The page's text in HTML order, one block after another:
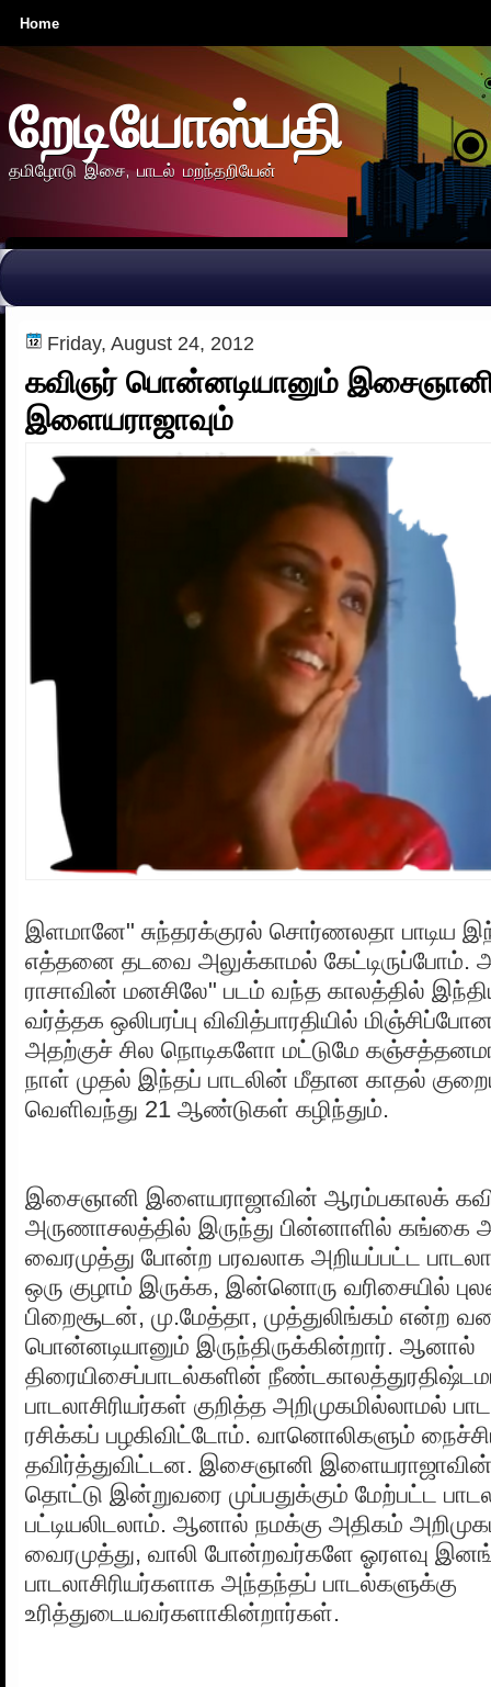
Home
றேடியோஸ்பதி
தமிழோடு இசை, பாடல் மறந்தறியேன்
Friday, August 24, 2012
கவிஞர் பொன்னடியானும்
இளையராஜாவும்
இளமானே" சுந்தரக்குரல் சொர்ணலதா பாடிய
எத்தனை தடவை அலுக்காமல் கேட்டிருப்போம்.
ராசாவின் மனசிலே" படம் வந்த காலத்தில்
வர்த்தக ஒலிபரப்பு விவித்பாரதியில்
அதற்குச் சில நொடிகளோ மட்டுமே
நாள் முதல் இந்தப் பாடலின் மீதான காதல்
வெளிவந்து 21 ஆண்டுகள் கழிந்தும்.
இசைஞானி இளையராஜாவின் ஆரம்பகாலக்
அருணாசலத்தில் இருந்து பின்னாளில் கங்கை
வைரமுத்து போன்ற பரவலாக அறியப்பட்ட
ஒரு குழாம் இருக்க, இன்னொரு வரிசையில்
பிறைசூடன், மு.மேத்தா, முத்துலிங்கம் என்ற
பொன்னடியானும் இருந்திருக்கின்றார். ஆனால்
திரையிசைப்பாடல்களின்
பாடலாசிரியர்கள் குறித்த அறிமுகமில்லாமல்
ரசிக்கப் பழகிவிட்டோம். வானொலிகளும்
தவிர்த்துவிட்டன. இசைஞானி
தொட்டு இன்றுவரை முப்பதுக்கும் மேற்பட்ட
பட்டியலிடலாம். ஆனால் நமக்கு அதிகம்
வைரமுத்து, வாலி போன்றவர்களே ஓரளவு
பாடலாசிரியர்களாக அந்தந்தப் பாடல்களுக்கு
உரித்துடையவர்களாகின்றார்கள்.